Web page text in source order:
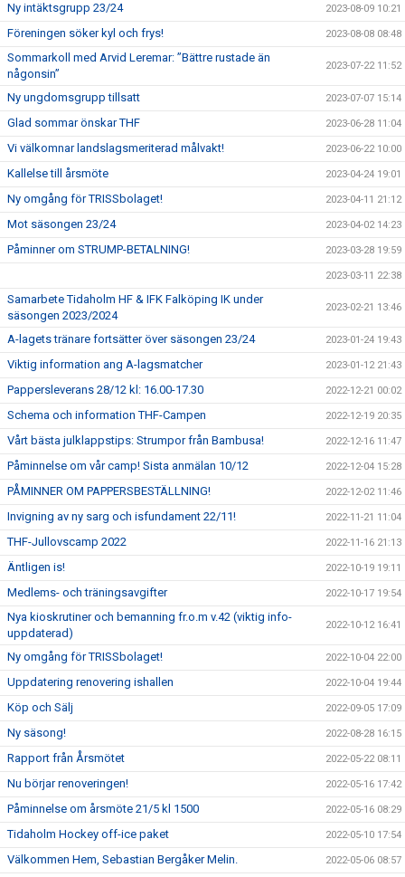
Ny intäktsgrupp 23/24 2023-08-09 10:21
Föreningen söker kyl och frys! 2023-08-08 08:48
Sommarkoll med Arvid Leremar: ”Bättre rustade än
någonsin”
2023-07-22 11:52
Ny ungdomsgrupp tillsatt 2023-07-07 15:14
Glad sommar önskar THF 2023-06-28 11:04
Vi välkomnar landslagsmeriterad målvakt! 2023-06-22 10:00
Kallelse till årsmöte 2023-04-24 19:01
Ny omgång för TRISSbolaget! 2023-04-11 21:12
Mot säsongen 23/24 2023-04-02 14:23
Påminner om STRUMP-BETALNING! 2023-03-28 19:59
2023-03-11 22:38
Samarbete Tidaholm HF & IFK Falköping IK under
säsongen 2023/2024
2023-02-21 13:46
A-lagets tränare fortsätter över säsongen 23/24 2023-01-24 19:43
Viktig information ang A-lagsmatcher 2023-01-12 21:43
Pappersleverans 28/12 kl: 16.00-17.30 2022-12-21 00:02
Schema och information THF-Campen 2022-12-19 20:35
Vårt bästa julklappstips: Strumpor från Bambusa! 2022-12-16 11:47
Påminnelse om vår camp! Sista anmälan 10/12 2022-12-04 15:28
PÅMINNER OM PAPPERSBESTÄLLNING! 2022-12-02 11:46
Invigning av ny sarg och isfundament 22/11! 2022-11-21 11:04
THF-Jullovscamp 2022 2022-11-16 21:13
Äntligen is! 2022-10-19 19:11
Medlems- och träningsavgifter 2022-10-17 19:54
Nya kioskrutiner och bemanning fr.o.m v.42 (viktig info-
uppdaterad)
2022-10-12 16:41
Ny omgång för TRISSbolaget! 2022-10-04 22:00
Uppdatering renovering ishallen 2022-10-04 19:44
Köp och Sälj 2022-09-05 17:09
Ny säsong! 2022-08-28 16:15
Rapport från Årsmötet 2022-05-22 08:11
Nu börjar renoveringen! 2022-05-16 17:42
Påminnelse om årsmöte 21/5 kl 1500 2022-05-16 08:29
Tidaholm Hockey off-ice paket 2022-05-10 17:54
Välkommen Hem, Sebastian Bergåker Melin. 2022-05-06 08:57